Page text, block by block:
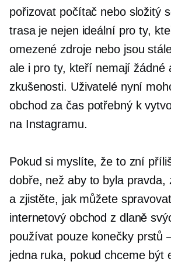
pořizovat počítač nebo složitý
trasa je nejen ideální pro ty,
omezené zdroje nebo jsou
ale i pro ty, kteří nemají žádné
zkušenosti. Uživatelé nyní
obchod za čas potřebný k
na Instagramu.
Pokud si myslíte, že to zní
dobře, než aby to byla pravda,
a zjistěte, jak můžete
internetový obchod z dlaně
používat pouze konečky prstů
jedna ruka, pokud chceme být